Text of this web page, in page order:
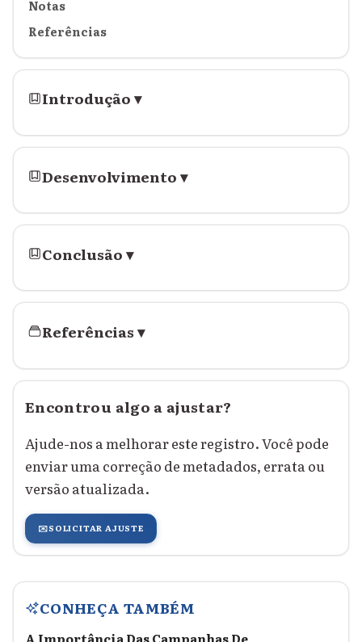
Notas
Referências
Introdução▾
Desenvolvimento▾
Conclusão▾
Referências▾
Encontrou algo a ajustar?
Ajude-nos a melhorar este registro. Você pode
enviar uma correção de metadados, errata ou
versão atualizada.
✉️SOLICITAR AJUSTE
CONHEÇA TAMBÉM
A Importância Das Campanhas De